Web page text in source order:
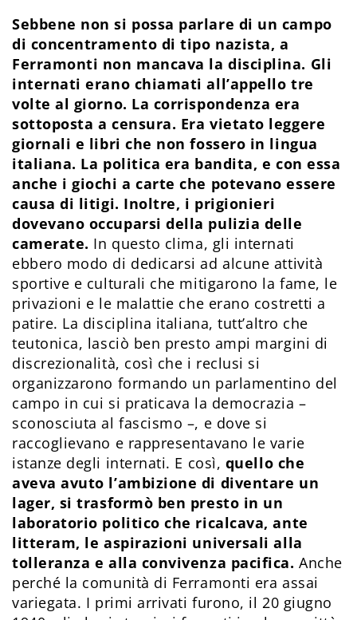
Sebbene non si possa parlare di un campo
di concentramento di tipo nazista, a
Ferramonti non mancava la disciplina. Gli
internati erano chiamati all’appello tre
volte al giorno. La corrispondenza era
sottoposta a censura. Era vietato leggere
giornali e libri che non fossero in lingua
italiana. La politica era bandita, e con essa
anche i giochi a carte che potevano essere
causa di litigi. Inoltre, i prigionieri
dovevano occuparsi della pulizia delle
camerate. In questo clima, gli internati
ebbero modo di dedicarsi ad alcune attività
sportive e culturali che mitigarono la fame, le
privazioni e le malattie che erano costretti a
patire. La disciplina italiana, tutt’altro che
teutonica, lasciò ben presto ampi margini di
discrezionalità, così che i reclusi si
organizzarono formando un parlamentino del
campo in cui si praticava la democrazia –
sconosciuta al fascismo –, e dove si
raccoglievano e rappresentavano le varie
istanze degli internati. E così, quello che
aveva avuto l’ambizione di diventare un
lager, si trasformò ben presto in un
laboratorio politico che ricalcava, ante
litteram, le aspirazioni universali alla
tolleranza e alla convivenza pacifica.Anche
perché la comunità di Ferramonti era assai
variegata. I primi arrivati furono, il 20 giugno